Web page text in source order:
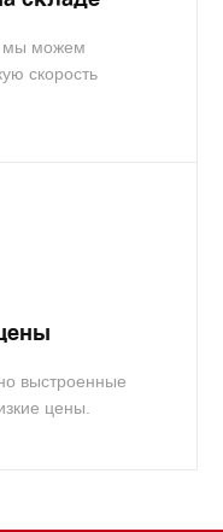
мы можем
скорость
выстроенные
цены.